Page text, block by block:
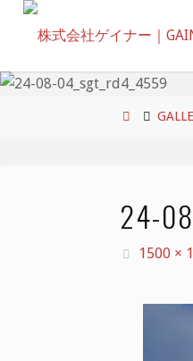
ン
ホ
24-
フ
1500 ×